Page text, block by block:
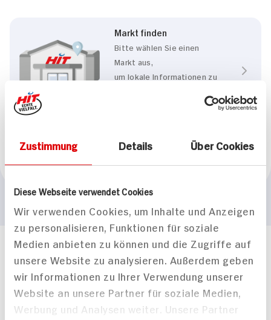
Zustimmung Details Über Cookies
Diese Webseite verwendet Cookies
Wir verwenden Cookies, um Inhalte und Anzeigen
zu personalisieren, Funktionen für soziale
Medien anbieten zu können und die Zugriffe auf
unsere Website zu analysieren. Außerdem geben
wir Informationen zu Ihrer Verwendung unserer
Website an unsere Partner für soziale Medien,
Werbung und Analysen weiter. Unsere Partner
Markt finden
Bitte wählen Sie einen
Markt aus,
um lokale Informationen zu
Mehr Informationen in unserem FAQ
kontakt
hit.de
Wir beantworten gerne Ihre Fragen
(0228) 42967 0